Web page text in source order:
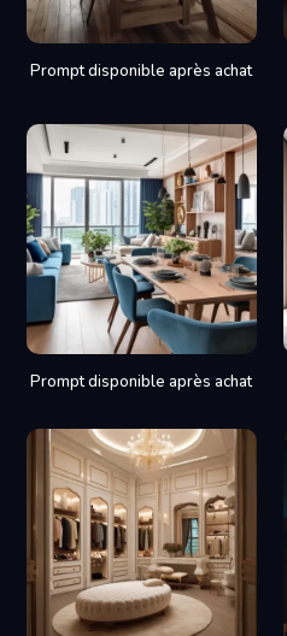
Prompt disponible après achat
Prompt disponible après achat